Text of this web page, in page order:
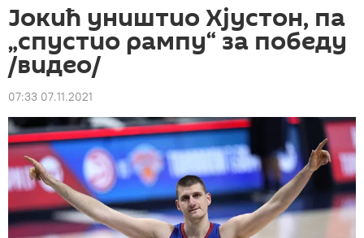
Јокић уништио Хјустон, па
„спустио рампу“ за победу
/видео/
07:33 07.11.2021